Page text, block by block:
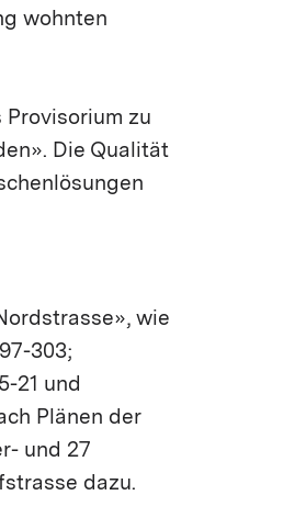
wohnten
Provisorium zu
Die Qualität
wie
303;
21 und
Plänen der
und 27
dazu.